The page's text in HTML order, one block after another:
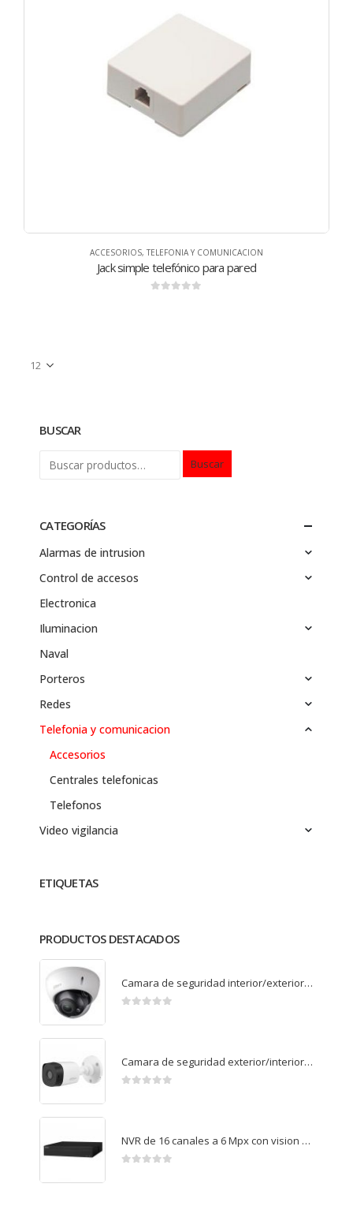
ACCESORIOS, TELEFONIA Y COMUNICACION
Jack simple telefónico para pared
BUSCAR
Buscar
CATEGORÍAS
Alarmas de intrusion
Control de accesos
Electronica
Iluminacion
Naval
Porteros
Redes
Telefonia y comunicacion
Accesorios
Centrales telefonicas
Telefonos
Video vigilancia
ETIQUETAS
PRODUCTOS DESTACADOS
Camara de seguridad interior/exterior Full HD domo varifocal D3A21P-VF
Camara de seguridad exterior/interior HD bullet B1A11P
NVR de 16 canales a 6 Mpx con vision por internet NVR2116HS-S2